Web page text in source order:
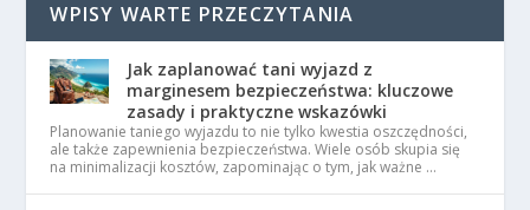
WPISY WARTE PRZECZYTANIA
Jak zaplanować tani wyjazd z
marginesem bezpieczeństwa: kluczowe
zasady i praktyczne wskazówki
Planowanie taniego wyjazdu to nie tylko kwestia oszczędności,
ale także zapewnienia bezpieczeństwa. Wiele osób skupia się
na minimalizacji kosztów, zapominając o tym, jak ważne …